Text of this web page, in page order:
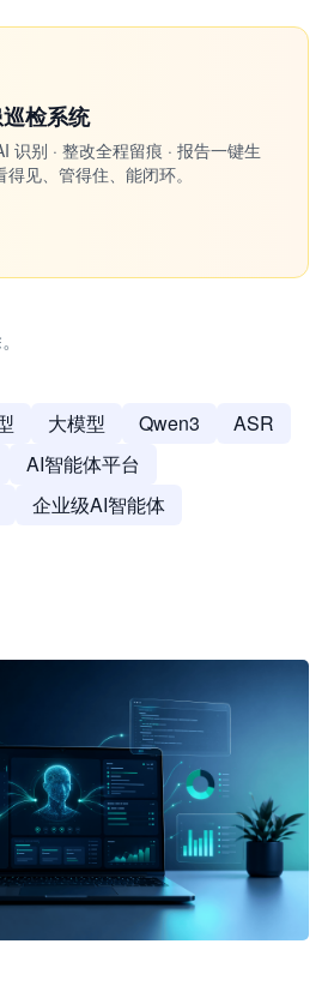
检系统
识别 · 整改全程留痕 · 报告一键生
见、管得住、能闭环。
大模型 Qwen3
ASR
AI智能体平台
企业级AI智能体